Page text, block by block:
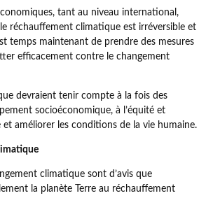
tant au niveau international,
réchauffement climatique est irréversible et
temps maintenant de prendre des mesures
efficacement contre le changement
devraient tenir compte à la fois des
socioéconomique, à l’équité et
améliorer les conditions de la vie humaine.
climatique sont d’avis que
la planète Terre au réchauffement